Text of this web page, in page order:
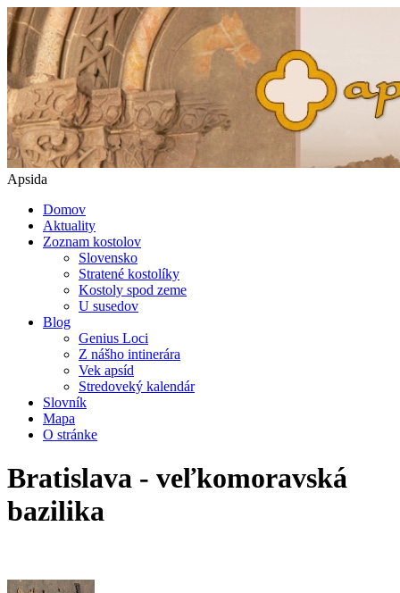
Apsida
Domov
Aktuality
Zoznam kostolov
Slovensko
Stratené kostolíky
Kostoly spod zeme
U susedov
Blog
Genius Loci
Z nášho intinerára
Vek apsíd
Stredoveký kalendár
Slovník
Mapa
O stránke
Bratislava - veľkomoravská
bazilika